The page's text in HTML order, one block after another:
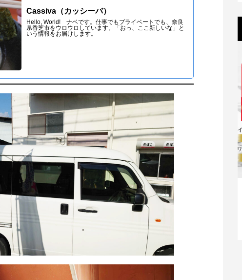
Cassiva（カッシーバ）
Hello, World! ナベです。仕事でもプライベートでも、奈良
県香芝市をウロウロしています。「おっ、ここ新しいな」と
いう情報をお届けします。
絶品親
香芝市商工会女性部設立総会が開かれま
した！